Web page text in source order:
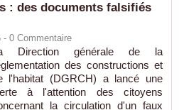
: des documents falsifiés
- 0 Commentaire
Direction générale de la
des constructions et
l'habitat (DGRCH) a lancé une
à l'attention des citoyens
la circulation d'un faux